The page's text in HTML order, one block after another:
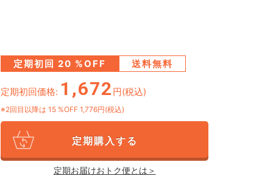
定期初回 20 %OFF 送料無料
定期初回価格: 1,672 円(税込)
※2回目以降は 15 %OFF 1,776円(税込)
定期購入する
定期お届けおトク便とは＞